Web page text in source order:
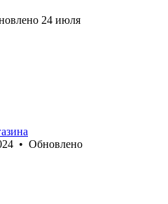
24 июля
• Обновлено